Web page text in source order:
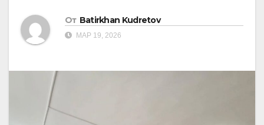
От Batirkhan Kudretov
МАР 19, 2026